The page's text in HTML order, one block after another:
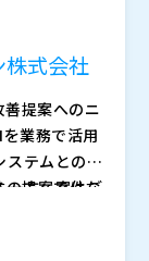
ム追加の
状況があり
負荷が増
・フロン
株式会社
提案へのニ
業務で活用
ステムとの連
の提案ではな
案ができる
一方、案件ご
工数が膨ら